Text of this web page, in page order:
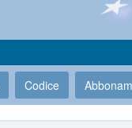
Codice